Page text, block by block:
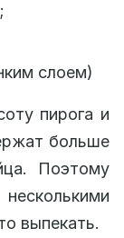
слоем)
пирога и
больше
Поэтому
выпекать.